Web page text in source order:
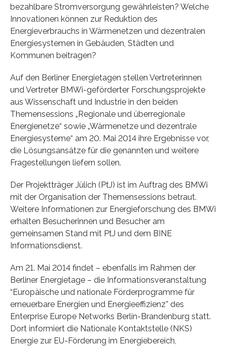
bezahlbare Stromversorgung gewährleisten? Welche
Innovationen können zur Reduktion des
Energieverbrauchs in Wärmenetzen und dezentralen
Energiesystemen in Gebäuden, Städten und
Kommunen beitragen?
Auf den Berliner Energietagen stellen Vertreterinnen
und Vertreter BMWi-geförderter Forschungsprojekte
aus Wissenschaft und Industrie in den beiden
Themensessions „Regionale und überregionale
Energienetze“ sowie „Wärmenetze und dezentrale
Energiesysteme“ am 20. Mai 2014 ihre Ergebnisse vor,
die Lösungsansätze für die genannten und weitere
Fragestellungen liefern sollen.
Der Projektträger Jülich (PtJ) ist im Auftrag des BMWi
mit der Organisation der Themensessions betraut.
Weitere Informationen zur Energieforschung des BMWi
erhalten Besucherinnen und Besucher am
gemeinsamen Stand mit PtJ und dem BINE
Informationsdienst.
Am 21. Mai 2014 findet – ebenfalls im Rahmen der
Berliner Energietage – die Informationsveranstaltung
“Europäische und nationale Förderprogramme für
erneuerbare Energien und Energieeffizienz” des
Enterprise Europe Networks Berlin-Brandenburg statt.
Dort informiert die Nationale Kontaktstelle (NKS)
Energie zur EU-Förderung im Energiebereich,